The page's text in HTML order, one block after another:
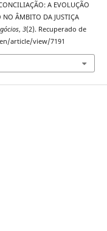
A EVOLUÇÃO
NO ÂMBITO DA JUSTIÇA
, 3(2). Recuperado de
article/view/7191